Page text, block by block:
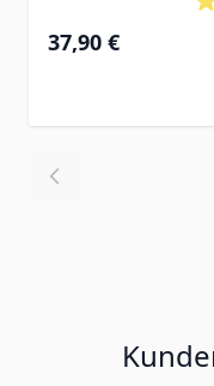
37,90 €